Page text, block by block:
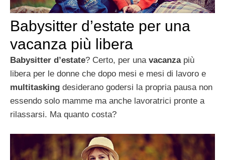
Babysitter d’estate per una
vacanza più libera
Babysitter d’estate? Certo, per una vacanzapiù
libera per le donne che dopo mesi e mesi di lavoro e
multitasking desiderano godersi la propria pausa non
essendo solo mamme ma anche lavoratrici pronte a
rilassarsi. Ma quanto costa?